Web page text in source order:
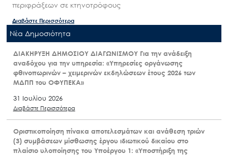
περιφράξεων σε κτηνοτρόφους
Διαβάστε Περισσότερα
Nέα Δημοσιότητα
ΔΙΑΚΗΡΥΞΗ ΔΗΜΟΣΙΟΥ ΔΙΑΓΩΝΙΣΜΟΥ Για την ανάδειξη
αναδόχου για την υπηρεσία: «Υπηρεσίες οργάνωσης
φθινοπωρινών – χειμερινών εκδηλώσεων έτους 2026 των
ΜΔΠΠ του ΟΦΥΠΕΚΑ»
31 Ιουλίου 2026
Διαβάστε Περισσότερα
Οριστικοποίηση πίνακα αποτελεσμάτων και ανάθεση τριών
(3) συμβάσεων μίσθωσης έργου ιδιωτικού δικαίου στο
πλαίσιο υλοποίησης του Υποέργου 1: «Υποστήριξη της